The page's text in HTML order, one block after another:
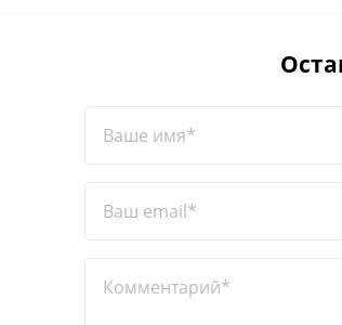
Ваше имя*
Ваш email*
Комментарий*